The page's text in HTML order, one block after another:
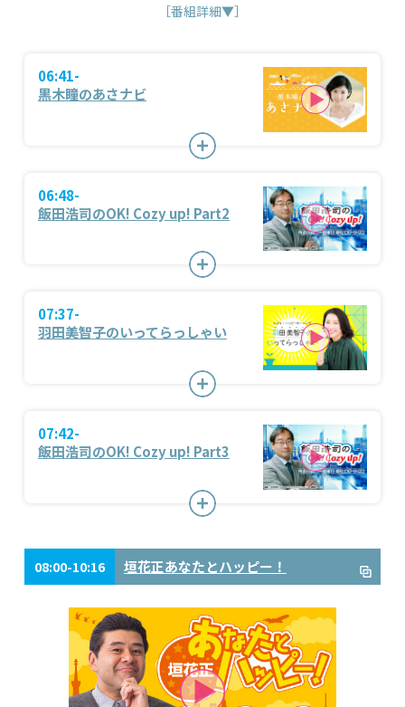
［番組詳細▼］
06:41-
黒木瞳のあさナビ
06:48-
飯田浩司のOK! Cozy up! Part2
07:37-
羽田美智子のいってらっしゃい
07:42-
飯田浩司のOK! Cozy up! Part3
08:00-10:16 垣花正あなたとハッピー！